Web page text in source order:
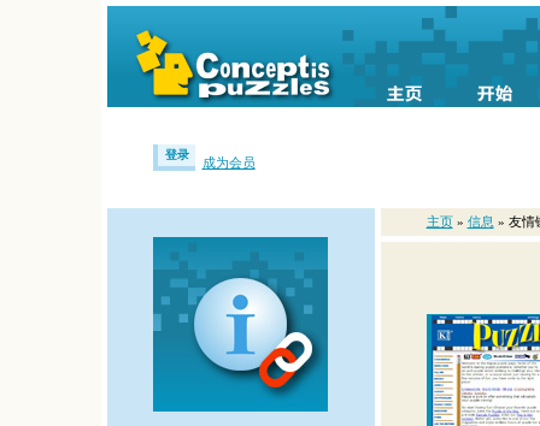
登录
成为会员
主页 » 信息 » 友情